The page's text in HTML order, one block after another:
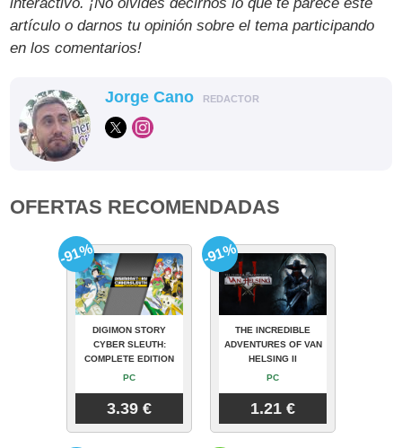
artículo o darnos tu opinión sobre el tema participando
en los comentarios!
Jorge Cano REDACTOR
OFERTAS RECOMENDADAS
DIGIMON STORY
CYBER SLEUTH:
COMPLETE EDITION
PC
3.39 €
-91%
THE INCREDIBLE
ADVENTURES OF VAN
HELSING II
PC
1.21 €
-91%